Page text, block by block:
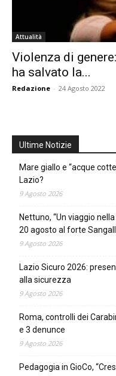
Attualità
Violenza di
ha salvato la...
Redazione - 24 Agosto 2022
Ultime Notizie
Mare giallo e “acque
Lazio?
9 Agosto 2026
Nettuno, “Un viaggio
20 agosto al forte
9 Agosto 2026
Lazio Sicuro 2026:
alla sicurezza
9 Agosto 2026
Roma, controlli dei
e 3 denunce
9 Agosto 2026
Pedagogia in GioCo,